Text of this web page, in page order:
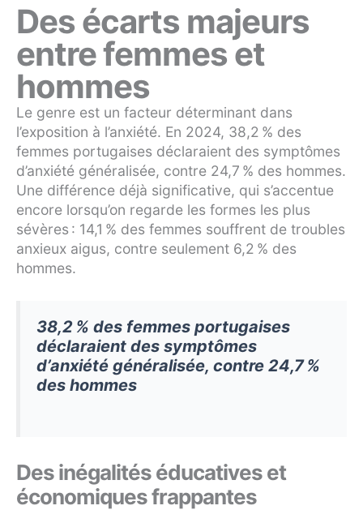
Des écarts majeurs
entre femmes et
hommes
Le genre est un facteur déterminant dans
l’exposition à l’anxiété. En 2024, 38,2 % des
femmes portugaises déclaraient des symptômes
d’anxiété généralisée, contre 24,7 % des hommes.
Une différence déjà significative, qui s’accentue
encore lorsqu’on regarde les formes les plus
sévères : 14,1 % des femmes souffrent de troubles
anxieux aigus, contre seulement 6,2 % des
hommes.
38,2 % des femmes portugaises
déclaraient des symptômes
d’anxiété généralisée, contre 24,7 %
des hommes
Des inégalités éducatives et
économiques frappantes